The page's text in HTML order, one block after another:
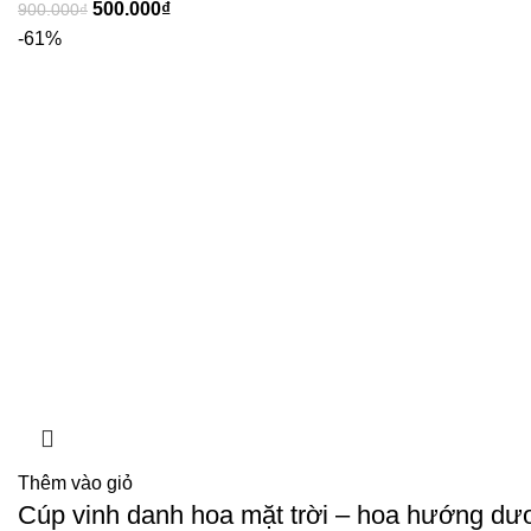
900.000₫ 500.000₫
-61%
Thêm vào giỏ
Cúp vinh danh hoa mặt trời – hoa hướng